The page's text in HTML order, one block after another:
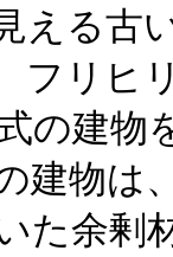
える古
フリヒ
の建物
建物は
た余剰